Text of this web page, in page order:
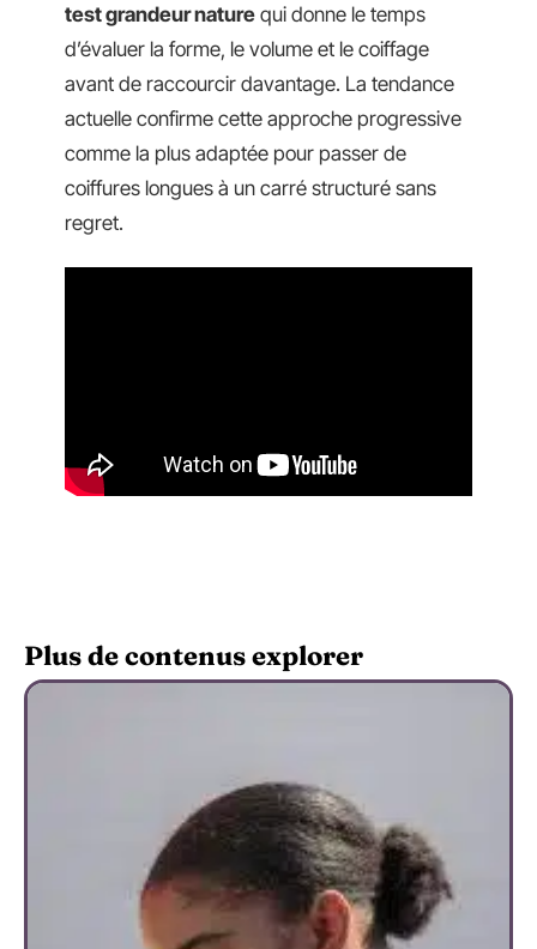
test grandeur nature qui donne le temps
d’évaluer la forme, le volume et le coiffage
avant de raccourcir davantage. La tendance
actuelle confirme cette approche progressive
comme la plus adaptée pour passer de
coiffures longues à un carré structuré sans
regret.
Plus de contenus explorer